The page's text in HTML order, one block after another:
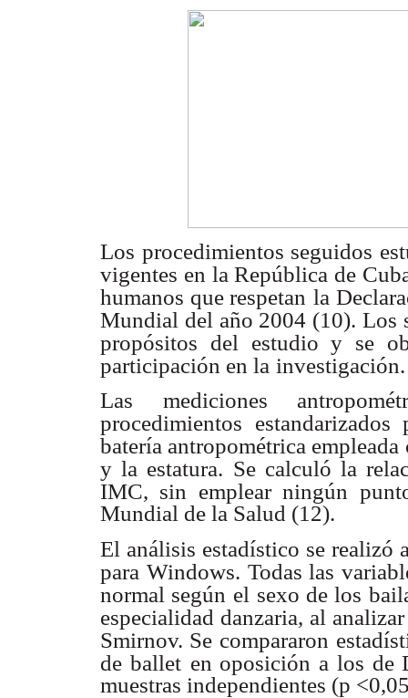
Los procedimientos seguidos
vigentes en la República de
humanos que respetan la
Mundial del año 2004 (10). Los
propósitos del estudio y se
participación en la investigación.
Las mediciones
procedimientos
batería antropométrica empleada
y la estatura. Se calculó la
IMC, sin emplear ningún
Mundial de la Salud (12).
El análisis estadístico se realizó
para Windows. Todas las
normal según el sexo de los
especialidad danzaria, al
Smirnov. Se compararon
de ballet en oposición a los de
muestras independientes (p